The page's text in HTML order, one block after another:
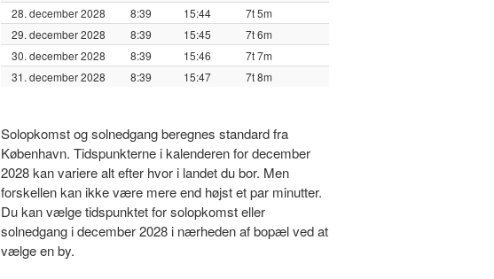
28. december 2028
8:39 15:44
7t 5m
29. december 2028
8:39 15:45
7t 6m
30. december 2028
8:39 15:46
7t 7m
31. december 2028
8:39 15:47 7t 8m
Solopkomst og solnedgang beregnes standard fra
København. Tidspunkterne i kalenderen for december
2028 kan variere alt efter hvor i landet du bor. Men
forskellen kan ikke være mere end højst et par minutter.
Du kan vælge tidspunktet for solopkomst eller
solnedgang i december 2028 i nærheden af bopæl ved at
vælge en by.